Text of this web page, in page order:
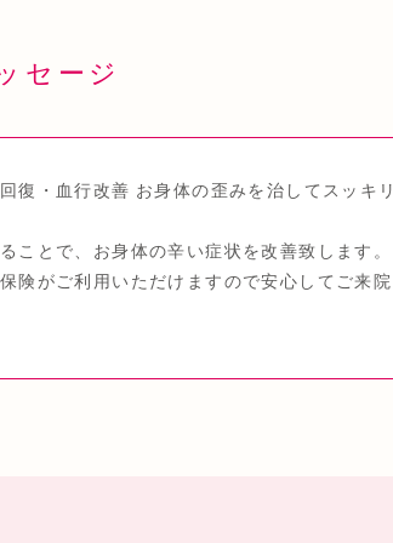
セージ
復・血行改善 お身体の歪みを治してスッキリ
ことで、お身体の辛い症状を改善致します。
険がご利用いただけますので安心してご来院